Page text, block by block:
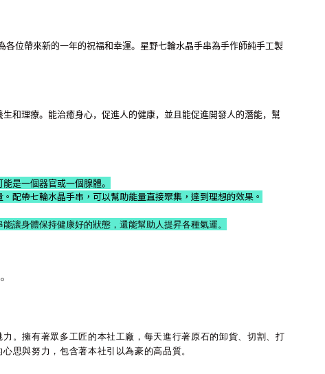
位帶來新的一年的祝福和幸運。星野七輪水晶手串為手作師純手工製
生和理療。能治癒身心，促進人的健康，並且能促進開發人的潛能，幫
是一個器官或一個腺體。
配帶七輪水晶手串，可以幫助能量直接聚集，達到理想的效果。
讓身體保持健康好的狀態，還能幫助人提昇各種氣運。
。擁有著眾多工匠的本社工廠，每天進行著原石的卸貨、切割、打
思與努力，包含著本社引以為豪的高品質。